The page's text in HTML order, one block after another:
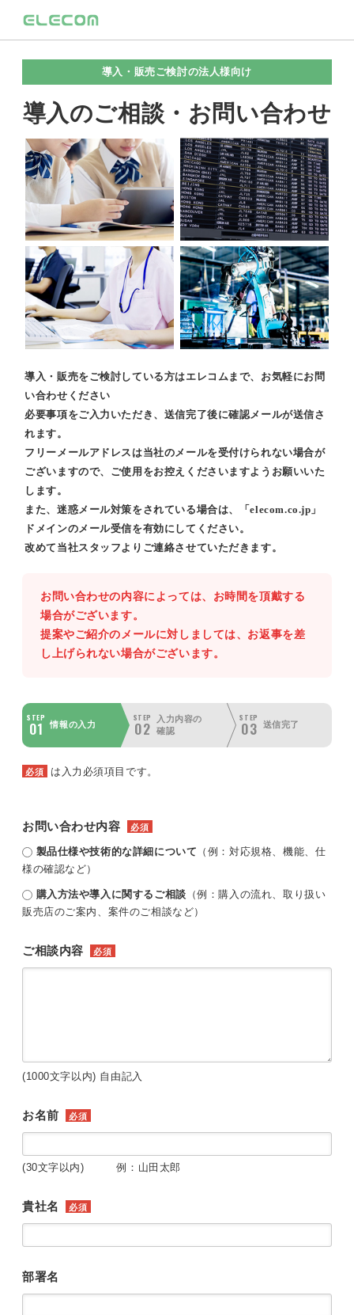
導入・販売ご検討の法人様向け
導入のご相談・お問い合わせ
導入・販売をご検討している方はエレコムまで、お気軽にお問
い合わせください
必要事項をご入力いただき、送信完了後に確認メールが送信さ
れます。
フリーメールアドレスは当社のメールを受付けられない場合が
ございますので、ご使用をお控えくださいますようお願いいた
します。
また、迷惑メール対策をされている場合は、「elecom.co.jp」
ドメインのメール受信を有効にしてください。
改めて当社スタッフよりご連絡させていただきます。
お問い合わせの内容によっては、お時間を頂戴する
場合がございます。
提案やご紹介のメールに対しましては、お返事を差
し上げられない場合がございます。
STEP
01 情報の入力
STEP
02
入力内容の
確認
STEP
03 送信完了
必須 は入力必須項目です。
お問い合わせ内容 必須
製品仕様や技術的な詳細について （例：対応規格、機能、仕
様の確認など）
購入方法や導入に関するご相談 （例：購入の流れ、取り扱い
販売店のご案内、案件のご相談など）
ご相談内容 必須
(1000文字以内) 自由記入
お名前 必須
(30文字以内) 例：山田太郎
貴社名 必須
部署名